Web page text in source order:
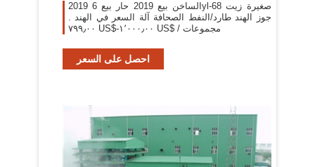
2019 الساخن بيع 2019 حار بيع 6yl-68 صغيرة زيت
جوز الهند طارد/النفط الصحافة آلة السعر في الهند .
٧٩٩٫٠٠ US$-١٬٠٠٠٫٠٠ US$ / مجموعات
احصل على السعر